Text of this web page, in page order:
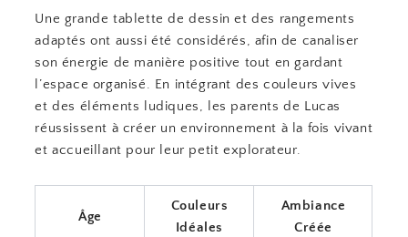
Une grande tablette de dessin et des rangements
adaptés ont aussi été considérés, afin de canaliser
son énergie de manière positive tout en gardant
l’espace organisé. En intégrant des couleurs vives
et des éléments ludiques, les parents de Lucas
réussissent à créer un environnement à la fois vivant
et accueillant pour leur petit explorateur.
Âge
Couleurs
Idéales
Ambiance
Créée